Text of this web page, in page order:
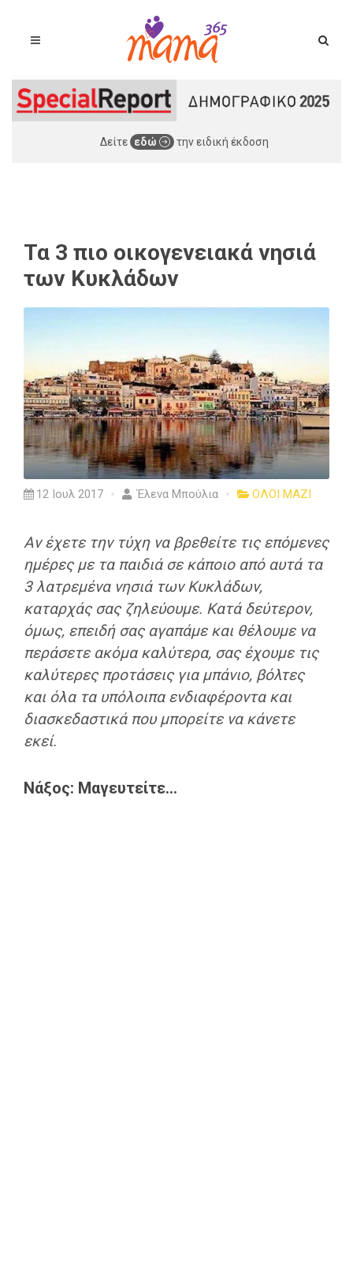
Δείτε εδώ την ειδική έκδοση
Τα 3 πιο οικογενειακά νησιά
των Κυκλάδων
12 Ιουλ 2017 Έλενα Μπούλια ΟΛΟΙ ΜΑΖΙ
Αν έχετε την τύχη να βρεθείτε τις επόμενες
ημέρες με τα παιδιά σε κάποιο από αυτά τα
3 λατρεμένα νησιά των Κυκλάδων,
καταρχάς σας ζηλεύουμε. Κατά δεύτερον,
όμως, επειδή σας αγαπάμε και θέλουμε να
περάσετε ακόμα καλύτερα, σας έχουμε τις
καλύτερες προτάσεις για μπάνιο, βόλτες
και όλα τα υπόλοιπα ενδιαφέροντα και
διασκεδαστικά που μπορείτε να κάνετε
εκεί.
Νάξος: Μαγευτείτε…